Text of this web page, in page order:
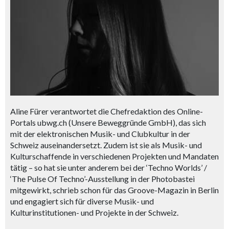
Aline Fürer verantwortet die Chefredaktion des Online-
Portals ubwg.ch (Unsere Beweggründe GmbH), das sich
mit der elektronischen Musik- und Clubkultur in der
Schweiz auseinandersetzt. Zudem ist sie als Musik- und
Kulturschaffende in verschiedenen Projekten und Mandaten
tätig – so hat sie unter anderem bei der ‘Techno Worlds’ /
‘The Pulse Of Techno’-Ausstellung in der Photobastei
mitgewirkt, schrieb schon für das Groove-Magazin in Berlin
und engagiert sich für diverse Musik- und
Kulturinstitutionen- und Projekte in der Schweiz.